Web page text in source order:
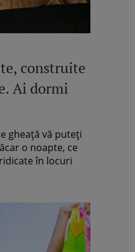
construite
Ai dormi
gheaţă vă puteţi
o noapte, ce
în locuri